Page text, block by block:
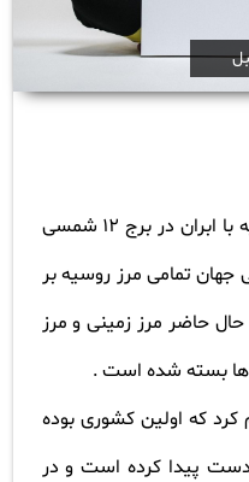
ابران در برج ۱۲ شمسی
جهان تمامی مرز روسیه بر
حاضر مرز زمینی و مرز
ها بسته شده است.
کرد که اولین کشوری بوده
پیدا کرده است و در